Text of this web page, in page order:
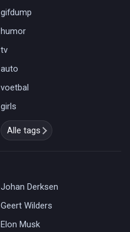
gifdump
humor
tv
auto
voetbal
girls
Alle tags
Johan Derksen
Geert Wilders
Elon Musk